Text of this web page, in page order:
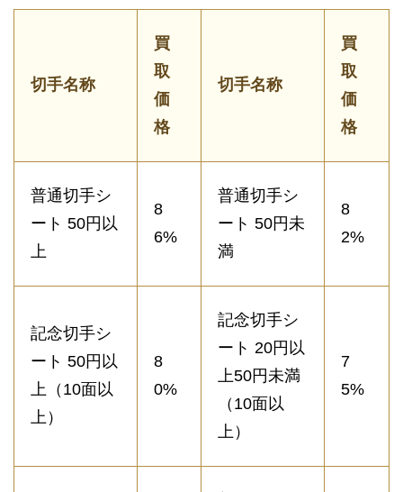
切手名称
買
取
価
格
切手名称
買
取
価
格
普通切手シ
ート 50円以
上
8
6%
普通切手シ
ート 50円未
満
8
2%
記念切手シ
ート 50円以
上（10面以
上）
8
0%
記念切手シ
ート 20円以
上50円未満
（10面以
上）
7
5%